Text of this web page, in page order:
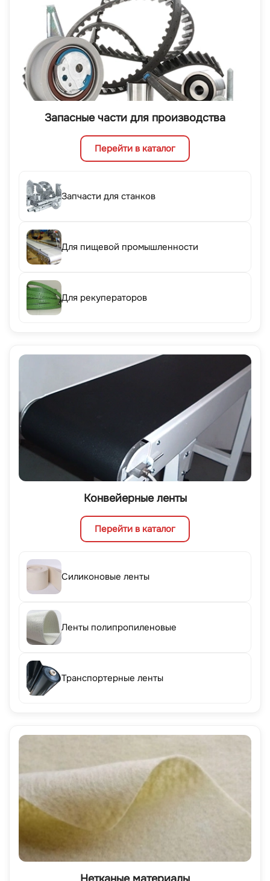
Запасные части для производства
Перейти в каталог
Запчасти для станков
Для пищевой промышленности
Для рекуператоров
Конвейерные ленты
Перейти в каталог
Силиконовые ленты
Ленты полипропиленовые
Транспортерные ленты